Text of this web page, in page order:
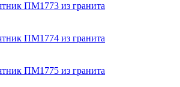
ПМ1773 из гранита
ПМ1774 из гранита
ПМ1775 из гранита